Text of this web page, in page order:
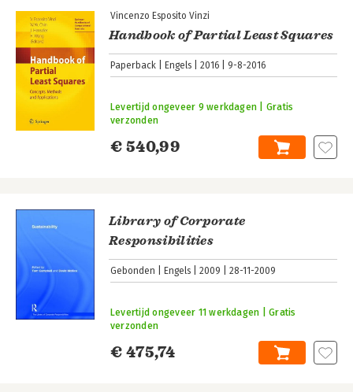
Vincenzo Esposito Vinzi
Handbook of Partial Least Squares
Paperback Engels 2016 9-8-2016
€ 540,99
Levertijd ongeveer 9 werkdagen | Gratis
verzonden
Library of Corporate
Responsibilities
Gebonden Engels 2009 28-11-2009
€ 475,74
Levertijd ongeveer 11 werkdagen | Gratis
verzonden